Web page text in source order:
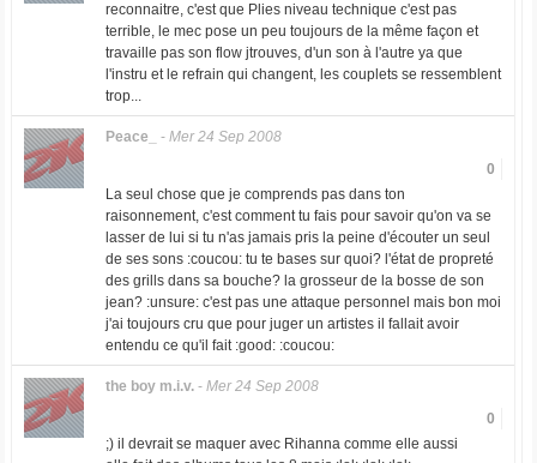
reconnaitre, c'est que Plies niveau technique c'est pas
terrible, le mec pose un peu toujours de la même façon et
travaille pas son flow jtrouves, d'un son à l'autre ya que
l'instru et le refrain qui changent, les couplets se ressemblent
trop...
Peace_ - Mer 24 Sep 2008
0
La seul chose que je comprends pas dans ton
raisonnement, c'est comment tu fais pour savoir qu'on va se
lasser de lui si tu n'as jamais pris la peine d'écouter un seul
de ses sons :coucou: tu te bases sur quoi? l'état de propreté
des grills dans sa bouche? la grosseur de la bosse de son
jean? :unsure: c'est pas une attaque personnel mais bon moi
j'ai toujours cru que pour juger un artistes il fallait avoir
entendu ce qu'il fait :good: :coucou:
the boy m.i.v.- Mer 24 Sep 2008
0
;) il devrait se maquer avec Rihanna comme elle aussi